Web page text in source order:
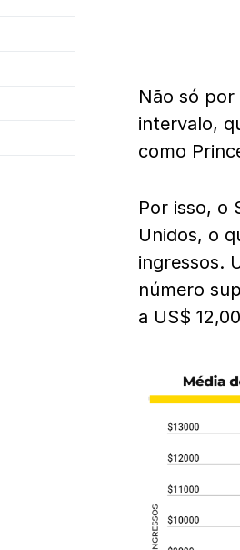
Não só
intervalo,
como
Por isso, o
Unidos, o
ingressos.
número
a US$